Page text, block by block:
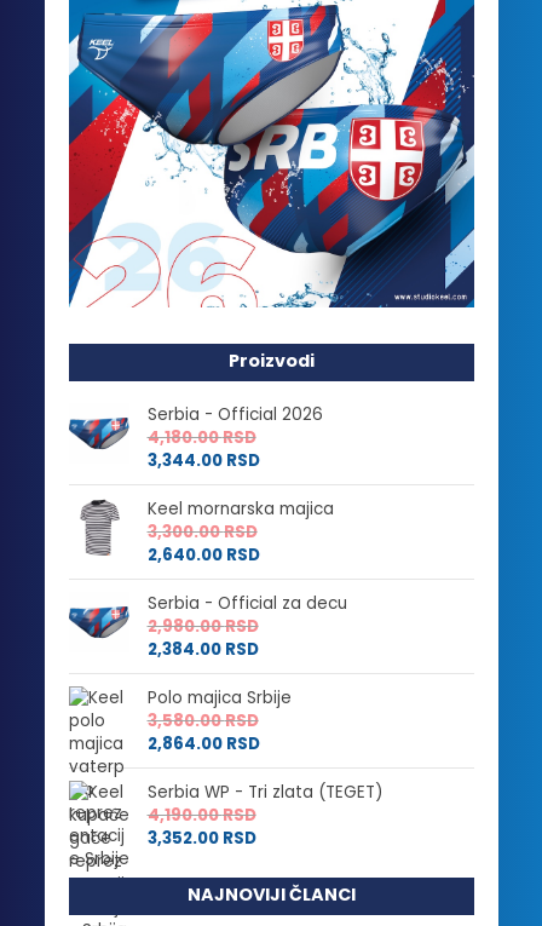
Proizvodi
Serbia - Official 2026
4,180.00RSD
3,344.00 RSD
Keel mornarska majica
3,300.00RSD
2,640.00 RSD
Serbia - Official za decu
2,980.00RSD
2,384.00 RSD
Polo majica Srbije
3,580.00RSD
2,864.00 RSD
Serbia WP - Tri zlata (TEGET)
4,190.00RSD
3,352.00 RSD
NAJNOVIJI ČLANCI